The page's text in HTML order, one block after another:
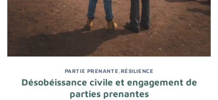
PARTIE PRENANTE RÉSILIENCE
Désobéissance civile et engagement de
parties prenantes